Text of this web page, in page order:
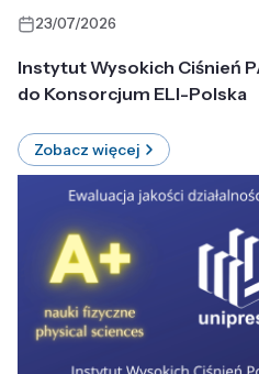
23/07/2026
Instytut Wysokich Ciśnień
do Konsorcjum ELI-Polska
Zobacz więcej